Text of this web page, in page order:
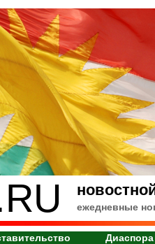
ежедневные
Диаспора